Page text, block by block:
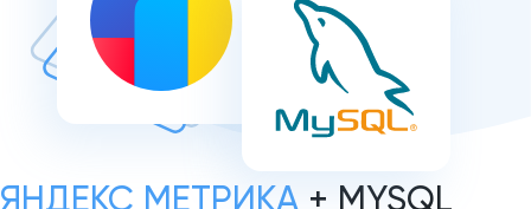
ЯНДЕКС МЕТРИКА + MYSQL